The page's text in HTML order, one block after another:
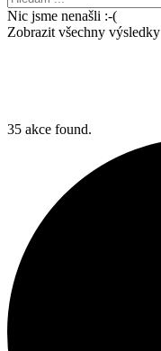
Nic jsme nenašli :-(
Zobrazit všechny výsledky
35 akce found.